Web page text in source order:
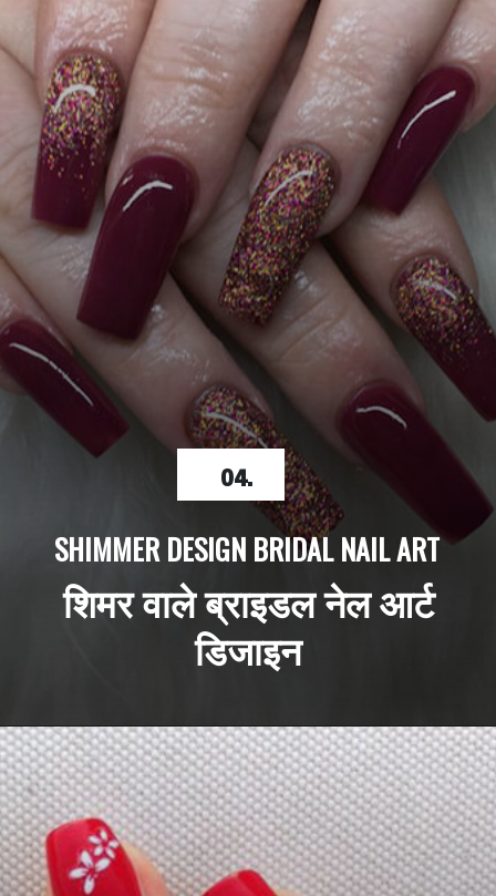
SHIMMER DESIGN BRIDAL NAIL ART
शिमर वाले ब्राइडल नेल आर्ट
डिजाइन
04.